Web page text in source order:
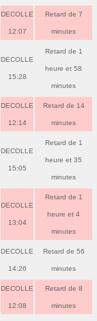
DECOLLE
12:07
Retard de 7
minutes
DECOLLE
15:28
Retard de 1
heure et 58
minutes
DECOLLE
12:14
Retard de 14
minutes
DECOLLE
15:05
Retard de 1
heure et 35
minutes
DECOLLE
13:04
Retard de 1
heure et 4
minutes
DECOLLE
14:26
Retard de 56
minutes
DECOLLE
12:08
Retard de 8
minutes